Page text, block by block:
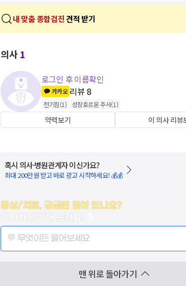
내 맞춤 종합검진 견적 받기
의사1
로그인 후 이름확인
카카오 리뷰8
전기침(1) 성장호르몬 주사(1)
약력보기 이 의사 리뷰
혹시 의사·병원관계자 이신가요?
최대 200만원 받고 바로 광고 시작하세요! 💰💰
증상/치료, 궁금한 점이 있나요?
의사가 답변해 드려요!
💬 무엇이든 물어보세요
맨 위로 돌아가기